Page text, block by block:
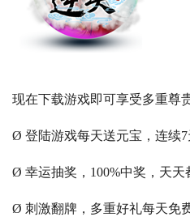
现在下载游戏即可享受多重尊
Ø 登陆游戏每天送元宝，连续7
Ø 幸运抽奖，100%中奖，天天
Ø 刺激翻牌，多重好礼每天免